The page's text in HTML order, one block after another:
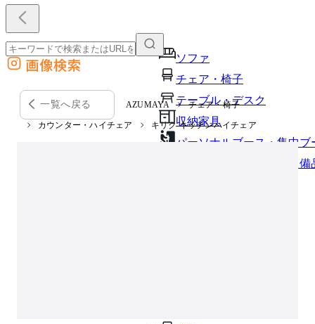
ソファ
チェア・椅子
テーブル・デスク
収納家具
パーソナルブース・集中ブ
オフィスアクセサリー・備
外部サイトの商品をカートに追加
他のサイトで見つけた商品ページのURLを貼り付けて、カートに追加できます
画像検索
一覧へ戻る AZUMAYA チェア・椅子
カウンター・ハイチェア キリク キッチンハイチェア